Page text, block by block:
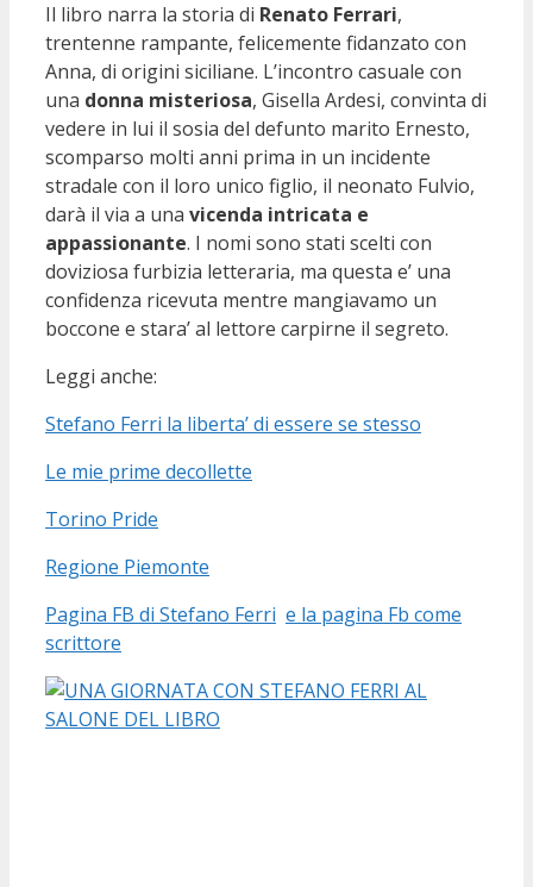
Il libro narra la storia di Renato Ferrari,
trentenne rampante, felicemente fidanzato con
Anna, di origini siciliane. L’incontro casuale con
una donna misteriosa, Gisella Ardesi, convinta di
vedere in lui il sosia del defunto marito Ernesto,
scomparso molti anni prima in un incidente
stradale con il loro unico figlio, il neonato Fulvio,
darà il via a una vicenda intricata e
appassionante. I nomi sono stati scelti con
doviziosa furbizia letteraria, ma questa e’ una
confidenza ricevuta mentre mangiavamo un
boccone e stara’ al lettore carpirne il segreto.
Leggi anche:
Stefano Ferri la liberta’ di essere se stesso
Le mie prime decollette
Torino Pride
Regione Piemonte
Pagina FB di Stefano Ferri e la pagina Fb come
scrittore